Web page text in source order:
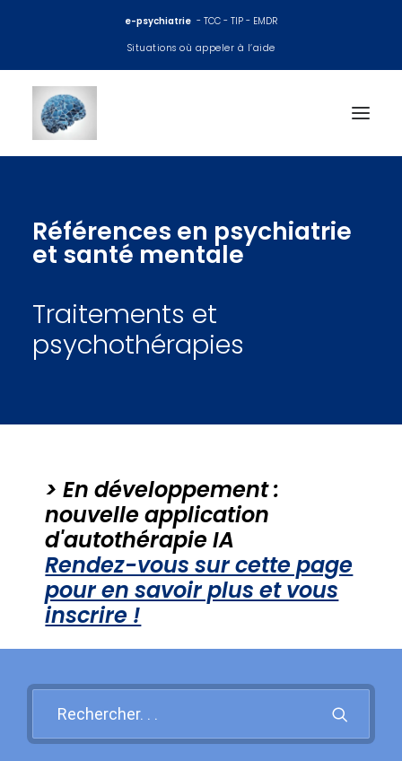
e-psychiatrie - TCC - TIP - EMDR
Situations où appeler à l’aide
Consultations psy
Thérapie interpersonnelle
Santé mentale
PROBLEMES PSY +++
Recherche
Références en psychiatrie
et santé mentale
Traitements et
psychothérapies
> En développement :
nouvelle application
d'autothérapie IA
Rendez-vous sur cette page
pour en savoir plus et vous
inscrire !